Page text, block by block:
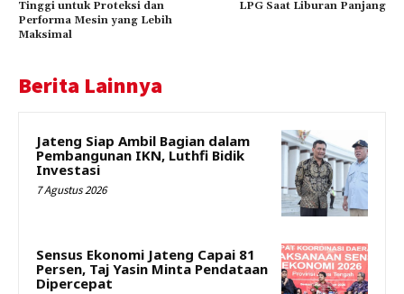
Tinggi untuk Proteksi dan
Performa Mesin yang Lebih
Maksimal
LPG Saat Liburan Panjang
Berita Lainnya
Jateng Siap Ambil Bagian dalam
Pembangunan IKN, Luthfi Bidik
Investasi
7 Agustus 2026
Sensus Ekonomi Jateng Capai 81
Persen, Taj Yasin Minta Pendataan
Dipercepat